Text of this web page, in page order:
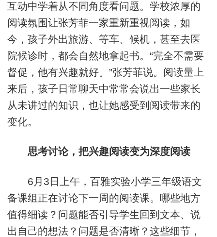
互动中学着从不同角度看问题。学校浓厚的
阅读氛围让张芳菲一家重新重视阅读，如
今，孩子外出旅游、等车、候机，甚至去医
院候诊时，都会自然地拿起书。“完全不需要
督促，他有兴趣就好。”张芳菲说。阅读量上
来后，孩子日常聊天中常常会说出一些家长
从未讲过的知识，也让她感受到阅读带来的
变化。
思考讨论，把兴趣阅读变为深度阅读
6月3日上午，百雅实验小学三年级语文
备课组正在讨论下一周的阅读课。哪些地方
值得细读？问题能否引导学生回到文本、说
出自己的想法？问题是否清晰？这些细节，